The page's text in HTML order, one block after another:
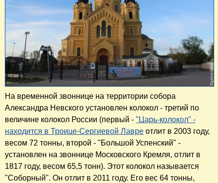
На временной звоннице на территории собора
Александра Невского установлен колокол - третий по
величине колокол России (первый - "Царь-колокол" -
находится в Троице-Сергиевой Лавре отлит в 2003 году,
весом 72 тонны, второй - "Большой Успенский" -
установлен на звоннице Московского Кремля, отлит в
1817 году, весом 65,5 тонн). Этот колокол называется
"Соборный". Он отлит в 2011 году. Его вес 64 тонны,